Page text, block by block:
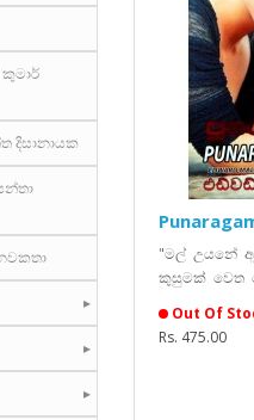
කුමාර්
දිසානායක
"මල් උයනේ
කුසුමක් වෙත
Out Of
Rs. 475.00